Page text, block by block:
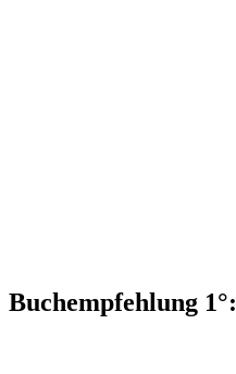
Buchempfehlung 1°: